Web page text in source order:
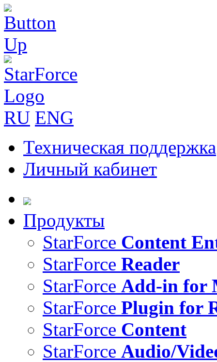
RU ENG
Техническая поддержка
Личный кабинет
Продукты
StarForce Content
StarForce Reader
StarForce Add-in for
StarForce Plugin for
StarForce Content
StarForce Audio/